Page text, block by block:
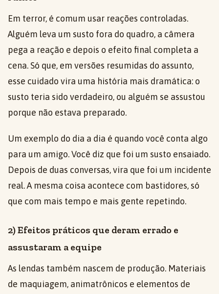
Em terror, é comum usar reações controladas.
Alguém leva um susto fora do quadro, a câmera
pega a reação e depois o efeito final completa a
cena. Só que, em versões resumidas do assunto,
esse cuidado vira uma história mais dramática: o
susto teria sido verdadeiro, ou alguém se assustou
porque não estava preparado.
Um exemplo do dia a dia é quando você conta algo
para um amigo. Você diz que foi um susto ensaiado.
Depois de duas conversas, vira que foi um incidente
real. A mesma coisa acontece com bastidores, só
que com mais tempo e mais gente repetindo.
2) Efeitos práticos que deram errado e
assustaram a equipe
As lendas também nascem de produção. Materiais
de maquiagem, animatrônicos e elementos de